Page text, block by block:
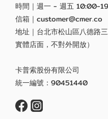
時間｜週一 - 週五 10:00-
信箱｜customer@cmer.co
地址｜台北市松山區八德路
實體店面，不對外開放）
卡普索股份有限公司
統一編號：90451440